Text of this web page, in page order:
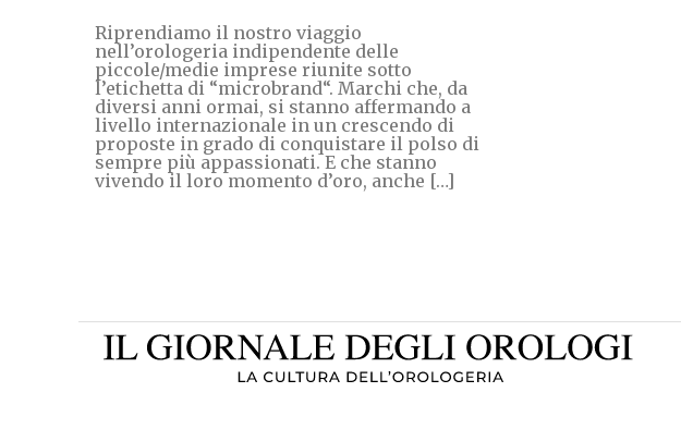
Riprendiamo il nostro viaggio
nell’orologeria indipendente delle
piccole/medie imprese riunite sotto
l’etichetta di “microbrand“. Marchi che, da
diversi anni ormai, si stanno affermando a
livello internazionale in un crescendo di
proposte in grado di conquistare il polso di
sempre più appassionati. E che stanno
vivendo il loro momento d’oro, anche […]